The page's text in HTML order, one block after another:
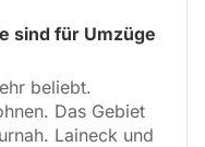
sind für Umzüge
beliebt.
Das Gebiet
Laineck und